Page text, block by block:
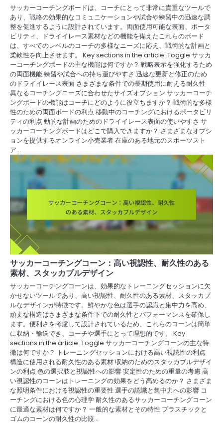
サッカーコーチングボードは、コーチにとって非常に貴重なツールで
あり、戦略の効果的なコミュニケーションや試合や練習中の迅速な調
整を促進するように設計されています。両面使用可能な表面、ポータ
ビリティ、ドライイレース素材などの機能を備えたこれらのボード
は、すべてのレベルのコーチの多様なニーズに応え、戦術的な計画と
柔軟性を向上させます。 Key sections in the article: Toggle サッカ
ーコーチングボードの主な機能は何ですか？ 戦略表示を強化するため
の両面機能 練習や試合への持ち運びやすさ 迅速な更新と修正のため
のドライイレース表面 さまざまな条件での長期使用に耐える耐久性
異なるコーチングニーズに合わせたサイズオプション サッカーコーチ
ングボードの機能はコーチにどのように役立ちますか？ 戦術的な多様
性のための両面ボードの利点 移動中のコーチングにおけるポータビリ
ティの利点 動的な計画のためのドライイレース表面の使いやすさ サ
ッカーコーチングボードはどこで購入できますか？ さまざまなオプシ
ョンを提供するオンライン小売業者 在庫のある地元のスポーツスト
ア…
サッカーコーチングコーン：高い視認性、耐久性のある
素材、スタッカブルデザイン
サッカーコーチングコーンは、効果的なトレーニングセッションに欠
かせないツールであり、高い視認性、耐久性のある素材、スタッカブ
ルなデザインが特徴です。鮮やかな色は選手の認識と集中力を高め、
頑丈な構造はさまざまな条件下での耐久性とパフォーマンスを確保し
ます。便利さを考慮して設計されているため、これらのコーンは簡単
に収納・輸送でき、コーチや選手にとって理想的です。 Key
sections in the article: Toggle サッカーコーチングコーンの主な特
徴は何ですか？ トレーニングセッションにおける高い視認性の利点
構造に使用される耐久性のある素材 収納のためのスタッカブルデザイ
ンの利点 色の選択肢と視認性への影響 安定性のための重量の考慮 高
い視認性のコーンはトレーニングの効果をどう高めるのか？ さまざま
な照明条件における視認性の重要性 選手の認識と集中力への影響 コ
ーチングにおける色の心理学 耐久性のあるサッカーコーチングコーン
に最適な素材は何ですか？ 一般的な素材とその特性 プラスチックと
ゴムのコーンの耐久性の比較…